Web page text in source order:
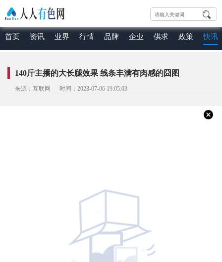
首页 资讯 业界 行情 品牌 企业 供求 政策 快讯
140斤主播的大长腿效果 线条丰满有肉感的囧图
来源：互联网 时间：2023-07-06 19:05:03